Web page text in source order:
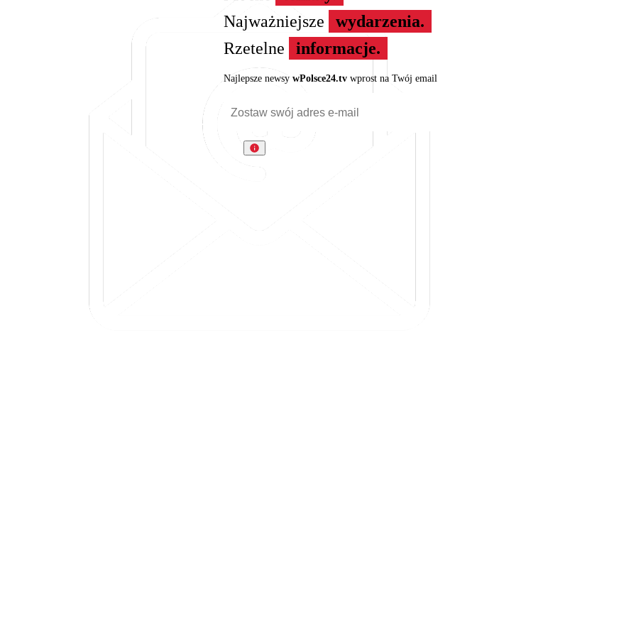
Najważniejsze
wydarzenia.
Rzetelne
informacje.
Najlepsze newsy wPolsce24.tvwprost na Twój email